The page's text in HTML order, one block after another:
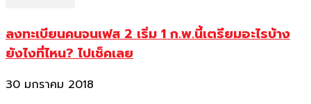
ลงทะเบียนคนจนเฟส 2 เริ่ม 1 ก.พ.นี้เตรียมอะไรบ้าง
ยังไงที่ไหน? ไปเช็คเลย
30 มกราคม 2018